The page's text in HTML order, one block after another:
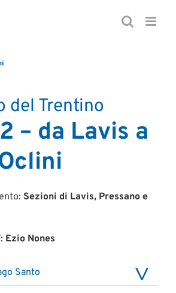
del Trentino
– da Lavis a
Sezioni di Lavis, Pressano e
Ezio Nones
Santo